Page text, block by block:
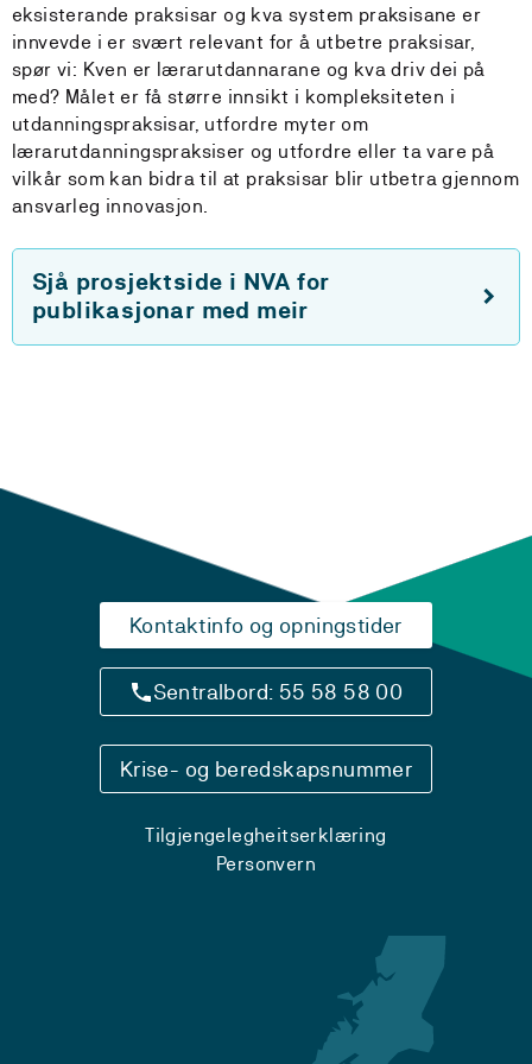
eksisterande praksisar og kva system praksisane er
innvevde i er svært relevant for å utbetre praksisar,
spør vi: Kven er lærarutdannarane og kva driv dei på
med? Målet er få større innsikt i kompleksiteten i
utdanningspraksisar, utfordre myter om
lærarutdanningspraksiser og utfordre eller ta vare på
vilkår som kan bidra til at praksisar blir utbetra gjennom
ansvarleg innovasjon.
Sjå prosjektside i NVA for
publikasjonar med meir
Kontaktinfo og opningstider
Sentralbord: 55 58 58 00
Krise- og beredskapsnummer
Tilgjengelegheitserklæring
Personvern